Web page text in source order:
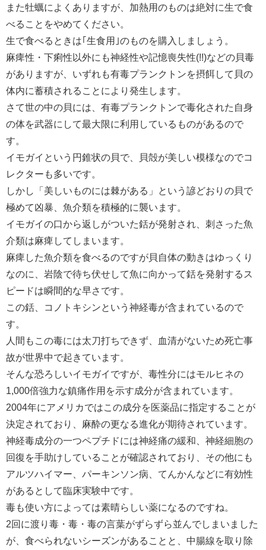
また牡蠣によくありますが、加熱用のものは絶対に生で食
べることをやめてください。
生で食べるときは｢生食用｣のものを購入しましょう。
麻痺性・下痢性以外にも神経性や記憶喪失性(!!)などの貝毒
がありますが、いずれも有毒プランクトンを摂餌して貝の
体内に蓄積されることにより発生します。
さて世の中の貝には、有毒プランクトンで毒化された自身
の体を武器にして最大限に利用しているものがあるので
す。
イモガイという円錐状の貝で、貝殻が美しい模様なのでコ
レクターも多いです。
しかし「美しいものには棘がある」という諺どおりの貝で
極めて凶暴、魚介類を積極的に襲います。
イモガイの口から返しがついた銛が発射され、刺さった魚
介類は麻痺してしまいます。
麻痺した魚介類を食べるのですが貝自体の動きはゆっくり
なのに、岩陰で待ち伏せして魚に向かって銛を発射するス
ピードは瞬間的な早さです。
この銛、コノトキシンという神経毒が含まれているので
す。
人間もこの毒には太刀打ちできず、血清がないため死亡事
故が世界中で起きています。
そんな恐ろしいイモガイですが、毒性分にはモルヒネの
1,000倍強力な鎮痛作用を示す成分が含まれています。
2004年にアメリカではこの成分を医薬品に指定することが
決定されており、麻酔の更なる進化が期待されています。
神経毒成分の一つペプチドには神経痛の緩和、神経細胞の
回復を手助けしていることが確認されており、その他にも
アルツハイマー、パーキンソン病、てんかんなどに有効性
があるとして臨床実験中です。
毒も使い方によっては素晴らしい薬になるのですね。
2回に渡り毒・毒・毒の言葉がずらずら並んでしまいました
が、食べられないシーズンがあることと、中腸線を取り除